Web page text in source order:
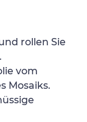
rollen Sie
vom
Mosaiks.